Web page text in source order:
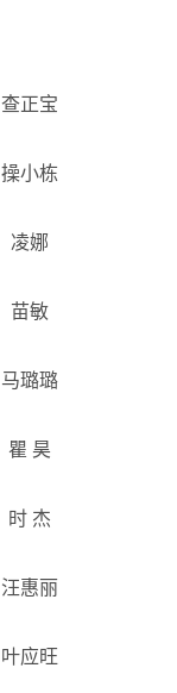
查正宝
操小栋
凌娜
苗敏
马璐璐
瞿 昊
时 杰
汪惠丽
叶应旺